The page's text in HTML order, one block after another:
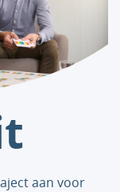
aan voor